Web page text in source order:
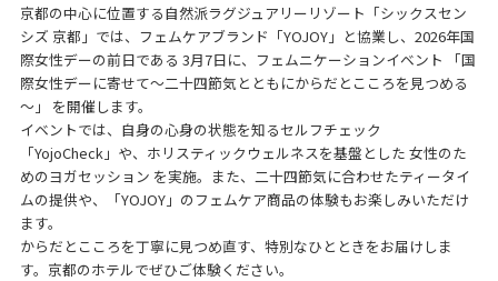
京都の中心に位置する自然派ラグジュアリーリゾート「シックスセン
シズ 京都」では、フェムケアブランド「YOJOY」と協業し、2026年国
際女性デーの前日である 3月7日に、フェムニケーションイベント 「国
際女性デーに寄せて～二十四節気とともにからだとこころを見つめる
～」 を開催します。
イベントでは、自身の心身の状態を知るセルフチェック
「YojoCheck」や、ホリスティックウェルネスを基盤とした 女性のた
めのヨガセッション を実施。また、二十四節気に合わせたティータイ
ムの提供や、「YOJOY」のフェムケア商品の体験もお楽しみいただけ
ます。
からだとこころを丁寧に見つめ直す、特別なひとときをお届けしま
す。京都のホテルでぜひご体験ください。